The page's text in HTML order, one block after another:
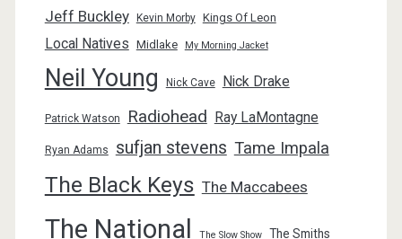
Jeff Buckley Kevin Morby Kings Of Leon
Local Natives Midlake My Morning Jacket
Neil Young Nick Cave Nick Drake
Patrick Watson Radiohead Ray LaMontagne
Ryan Adams sufjan stevens Tame Impala
The Black Keys The Maccabees
The National The Slow Show The Smiths